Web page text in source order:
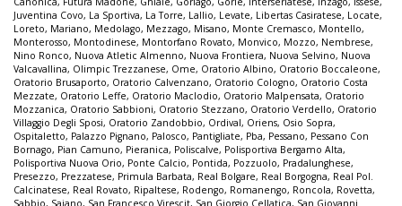
Juventina Covo, La Sportiva, La Torre, Lallio, Levate, Libertas Casiratese, Locate,
Loreto, Mariano, Medolago, Mezzago, Misano, Monte Cremasco, Montello,
Monterosso, Montodinese, Montorfano Rovato, Monvico, Mozzo, Nembrese,
Nino Ronco, Nuova Atletic Almenno, Nuova Frontiera, Nuova Selvino, Nuova
Valcavallina, Olimpic Trezzanese, Ome, Oratorio Albino, Oratorio Boccaleone,
Oratorio Brusaporto, Oratorio Calvenzano, Oratorio Cologno, Oratorio Costa
Mezzate, Oratorio Leffe, Oratorio Maclodio, Oratorio Malpensata, Oratorio
Mozzanica, Oratorio Sabbioni, Oratorio Stezzano, Oratorio Verdello, Oratorio
Villaggio Degli Sposi, Oratorio Zandobbio, Ordival, Oriens, Osio Sopra,
Ospitaletto, Palazzo Pignano, Palosco, Pantigliate, Pba, Pessano, Pessano Con
Bornago, Pian Camuno, Pieranica, Poliscalve, Polisportiva Bergamo Alta,
Polisportiva Nuova Orio, Ponte Calcio, Pontida, Pozzuolo, Pradalunghese,
Presezzo, Prezzatese, Primula Barbata, Real Bolgare, Real Borgogna, Real Pol.
Calcinatese, Real Rovato, Ripaltese, Rodengo, Romanengo, Roncola, Rovetta,
Sabbio, Saiano, San Francesco Virescit, San Giorgio Cellatica, San Giovanni